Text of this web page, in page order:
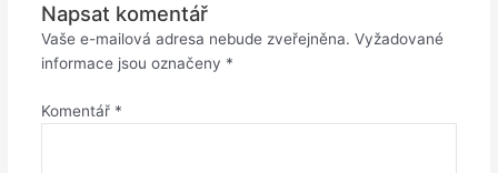
Napsat komentář
Vaše e-mailová adresa nebude zveřejněna. Vyžadované
informace jsou označeny *
Komentář *